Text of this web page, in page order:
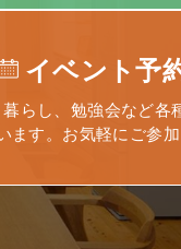
イベント予
らし、勉強会など各
ます。お気軽にご参加